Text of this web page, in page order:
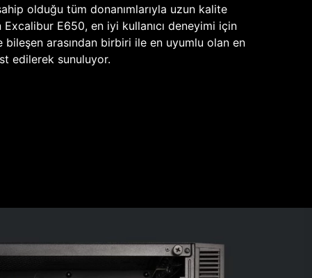
olduğu tüm donanımlarıyla uzun kalite
E650, en iyi kullanıcı deneyimi için
arasından birbiri ile en uyumlu olan en
edilerek sunuluyor.